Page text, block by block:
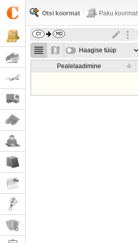
Otsi koormat Paku koormat
Haagise tüüp
Pealelaadimine